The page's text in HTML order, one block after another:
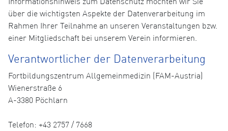
über die wichtigsten Aspekte der Datenverarbeitung im
Rahmen Ihrer Teilnahme an unseren Veranstaltungen bzw.
einer Mitgliedschaft bei unserem Verein informieren.
Verantwortlicher der Datenverarbeitung
Fortbildungszentrum Allgemeinmedizin (FAM-Austria)
Wienerstraße 6
A-3380 Pöchlarn
Telefon: +43 2757 / 7668